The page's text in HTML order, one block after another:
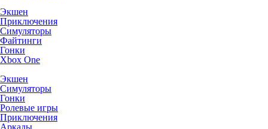
Экшен
Приключения
Симуляторы
Файтинги
Гонки
Xbox One
Экшен
Симуляторы
Гонки
Ролевые игры
Приключения
Аркады